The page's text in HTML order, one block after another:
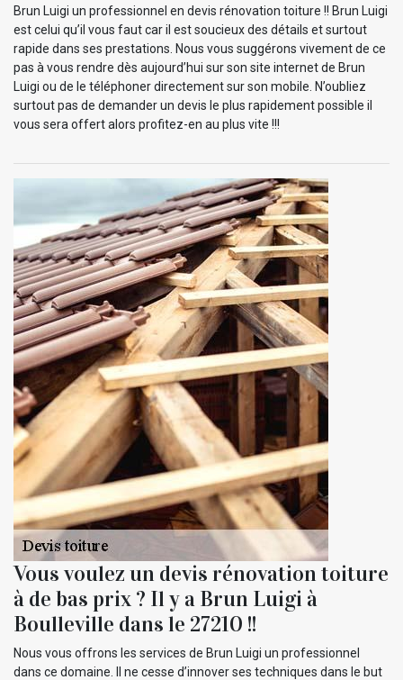
Brun Luigi un professionnel en devis rénovation toiture !! Brun Luigi
est celui qu’il vous faut car il est soucieux des détails et surtout
rapide dans ses prestations. Nous vous suggérons vivement de ce
pas à vous rendre dès aujourd’hui sur son site internet de Brun
Luigi ou de le téléphoner directement sur son mobile. N’oubliez
surtout pas de demander un devis le plus rapidement possible il
vous sera offert alors profitez-en au plus vite !!!
Vous voulez un devis rénovation toiture
à de bas prix ? Il y a Brun Luigi à
Boulleville dans le 27210 !!
Nous vous offrons les services de Brun Luigi un professionnel
dans ce domaine. Il ne cesse d’innover ses techniques dans le but